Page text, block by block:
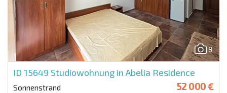
9
ID 15649 Studiowohnung in Abelia Residence
Sonnenstrand 52 000 €